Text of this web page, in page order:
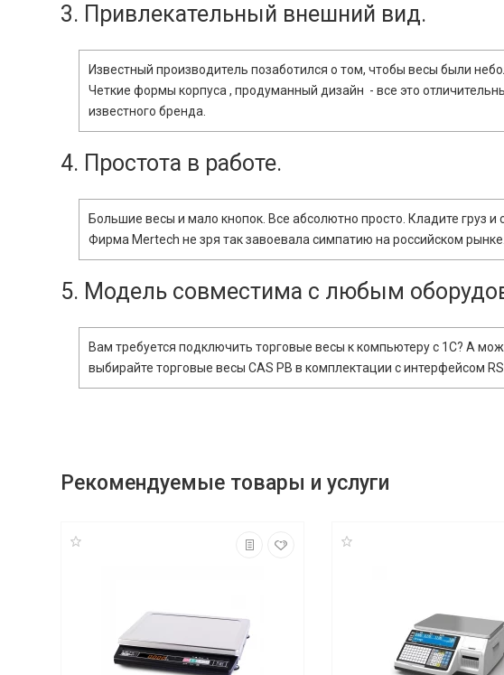
3. Привлекательный внешний вид.
Известный производитель позаботился о том, чтобы весы были
Четкие формы корпуса , продуманный дизайн - все это
известного бренда.
4. Простота в работе.
Большие весы и мало кнопок. Все абсолютно просто. Кладите груз
Фирма Mertech не зря так завоевала симпатию на российском
5. Модель совместима с любым
Вам требуется подключить торговые весы к компьютеру с 1С? А
выбирайте торговые весы CAS PB в комплектации с интерфейсом
Рекомендуемые товары и услуги